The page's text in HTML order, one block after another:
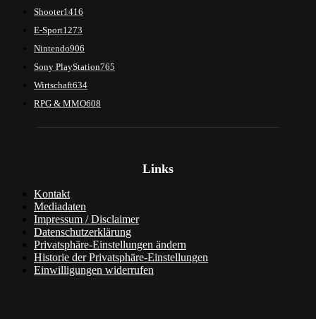
Shooter1416
E-Sport1273
Nintendo906
Sony PlayStation765
Wirtschaft634
RPG & MMO608
Links
Kontakt
Mediadaten
Impressum / Disclaimer
Datenschutzerklärung
Privatsphäre-Einstellungen ändern
Historie der Privatsphäre-Einstellungen
Einwilligungen widerrufen